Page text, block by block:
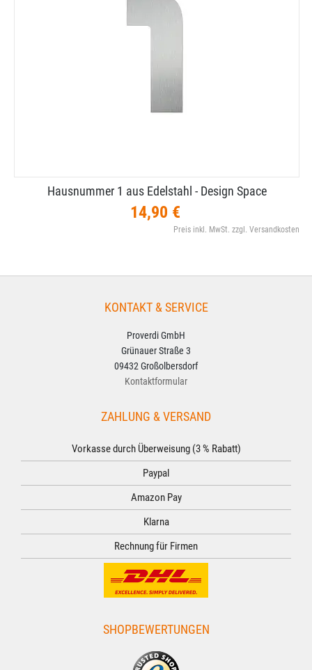
Hausnummer 1 aus Edelstahl - Design Space
14,90 €
Preis inkl. MwSt. zzgl. Versandkosten
KONTAKT & SERVICE
Proverdi GmbH
Grünauer Straße 3
09432 Großolbersdorf
Kontaktformular
ZAHLUNG & VERSAND
Vorkasse durch Überweisung (3 % Rabatt)
Paypal
Amazon Pay
Klarna
Rechnung für Firmen
SHOPBEWERTUNGEN